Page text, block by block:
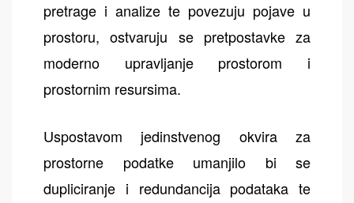
pretrage i analize te povezuju pojave u
prostoru, ostvaruju se pretpostavke za
moderno upravljanje prostorom i
prostornim resursima.
Uspostavom jedinstvenog okvira za
prostorne podatke umanjilo bi se
dupliciranje i redundancija podataka te